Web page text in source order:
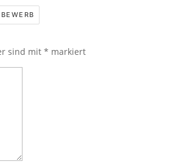
sind mit * markiert